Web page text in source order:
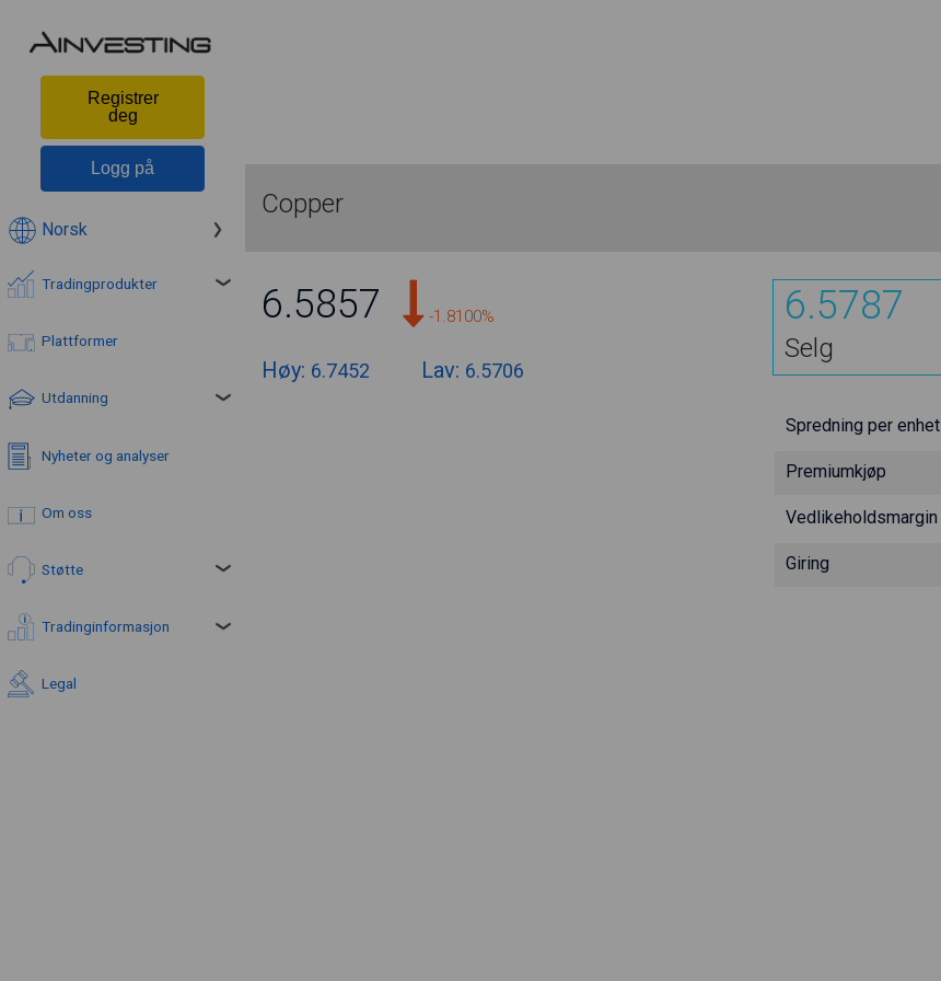
Registrer
deg
Logg på
Norsk
Tradingprodukter
Plattformer
Utdanning
Nyheter og analyser
Om oss
Støtte
Tradinginformasjon
Legal
Copper
6.5857 -1.8100%
Høy: 6.7452 Lav: 6.5706
6.5787
Selg
Spredning per enhet
Premiumkjøp
Vedlikeholdsmargin
Giring